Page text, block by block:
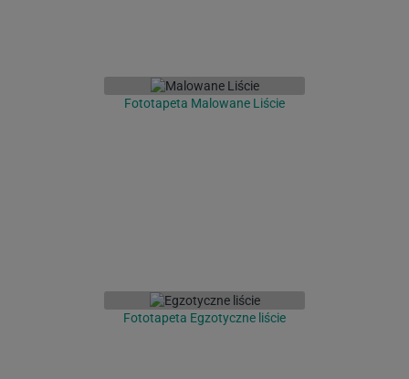
Fototapeta Malowane Liście
Fototapeta Egzotyczne liście